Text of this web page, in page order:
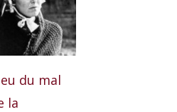
du mal
la